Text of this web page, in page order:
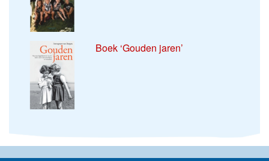
Boek ‘Gouden jaren’